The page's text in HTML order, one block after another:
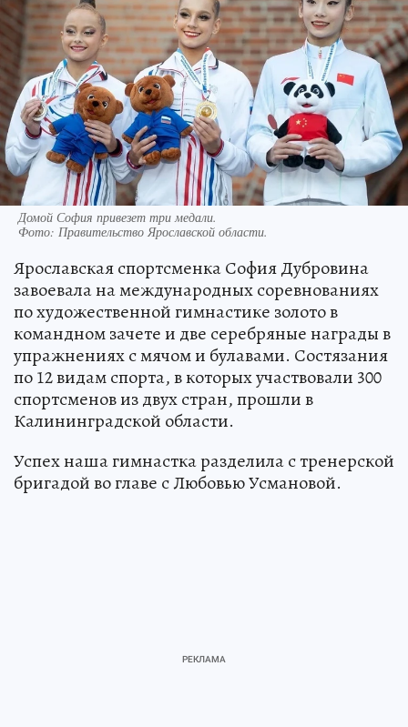
Домой София привезет три медали.
Фото: Правительство Ярославской области.
Ярославская спортсменка София Дубровина
завоевала на международных соревнованиях
по художественной гимнастике золото в
командном зачете и две серебряные награды в
упражнениях с мячом и булавами. Состязания
по 12 видам спорта, в которых участвовали 300
спортсменов из двух стран, прошли в
Калининградской области.
Успех наша гимнастка разделила с тренерской
бригадой во главе с Любовью Усмановой.